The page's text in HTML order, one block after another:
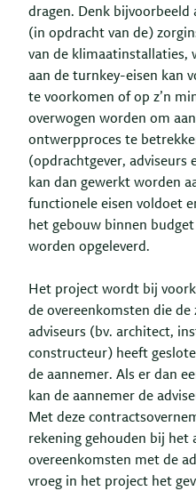
dragen. Denk
(in opdracht van de)
van de klimaatinstallaties,
aan de turnkey-eisen kan
te voorkomen of op z’n
overwogen worden om
ontwerpproces te
(opdrachtgever, adviseurs
kan dan gewerkt worden
functionele eisen voldoet
het gebouw binnen
worden opgeleverd.
Het project wordt bij
de overeenkomsten die
adviseurs (bv. architect,
constructeur) heeft
de aannemer. Als er dan
kan de aannemer de
Met deze
rekening gehouden bij het
overeenkomsten met de
vroeg in het project het